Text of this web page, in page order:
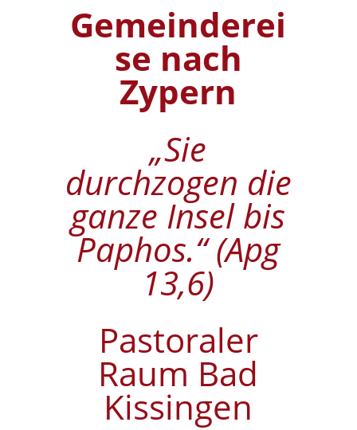
Gemeinderei
se nach
Zypern
„Sie
durchzogen die
ganze Insel bis
Paphos.“ (Apg
13,6)
Pastoraler
Raum Bad
Kissingen